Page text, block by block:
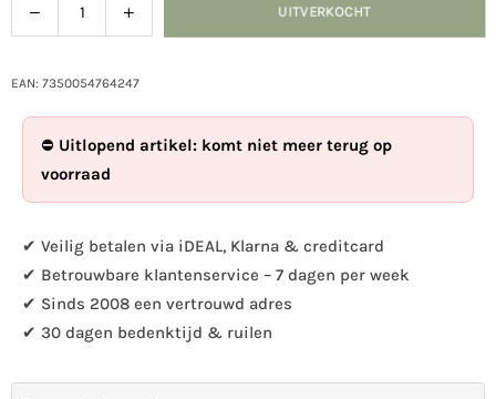
Hoeveelheid
Verlaag
de
voor
Roodborstje
Verhoog
de
voor
Roodborstje
UITVERKOCHT
EAN: 7350054764247
⛔ Uitlopend artikel: komt niet meer terug op
voorraad
✔ Veilig betalen via iDEAL, Klarna & creditcard
✔ Betrouwbare klantenservice – 7 dagen per week
✔ Sinds 2008 een vertrouwd adres
✔ 30 dagen bedenktijd & ruilen